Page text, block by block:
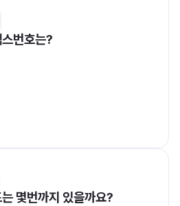
번호는?
몇번까지 있을까요?